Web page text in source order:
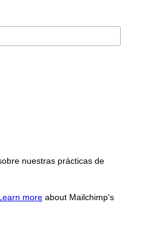
nuestras prácticas de
more about Mailchimp's